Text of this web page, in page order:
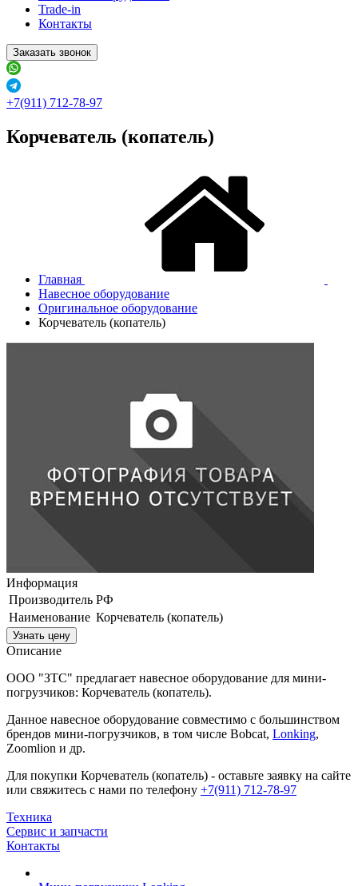
Trade-in
Контакты
Заказать звонок
+7(911) 712-78-97
Корчеватель (копатель)
Главная
Навесное оборудование
Оригинальное оборудование
Корчеватель (копатель)
Информация
Производитель РФ
Наименование Корчеватель (копатель)
Узнать цену
Описание
ООО "ЗТС" предлагает навесное оборудование для мини-
погрузчиков: Корчеватель (копатель).
Данное навесное оборудование совместимо с большинством
брендов мини-погрузчиков, в том числе Bobcat, Lonking,
Zoomlion и др.
Для покупки Корчеватель (копатель) - оставьте заявку на сайте
или свяжитесь с нами по телефону +7(911) 712-78-97
Техника
Сервис и запчасти
Контакты